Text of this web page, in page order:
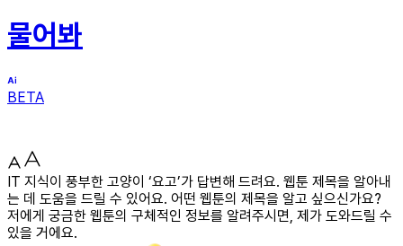
물어봐
BETA
IT 지식이 풍부한 고양이 ‘요고’가 답변해 드려요. 웹툰 제목을 알아내
는 데 도움을 드릴 수 있어요. 어떤 웹툰의 제목을 알고 싶으신가요?
저에게 궁금한 웹툰의 구체적인 정보를 알려주시면, 제가 도와드릴 수
있을 거에요.